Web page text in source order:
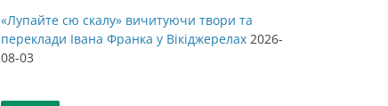
«Лупайте сю скалу» вичитуючи твори та
переклади Івана Франка у Вікіджерелах 2026-
08-03